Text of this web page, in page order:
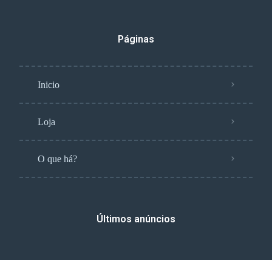
Páginas
Inicio
Loja
O que há?
Últimos anúncios